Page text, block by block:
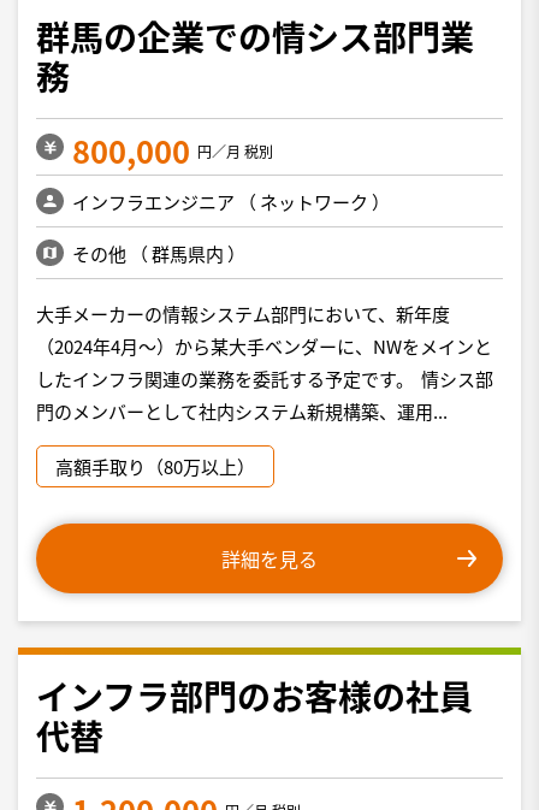
群馬の企業での情シス部門業
務
800,000 円／月 税別
インフラエンジニア （ ネットワーク ）
その他 （群馬県内 ）
大手メーカーの情報システム部門において、新年度
（2024年4月～）から某大手ベンダーに、NWをメインと
したインフラ関連の業務を委託する予定です。 情シス部
門のメンバーとして社内システム新規構築、運用...
高額手取り（80万以上）
詳細を見る
インフラ部門のお客様の社員
代替